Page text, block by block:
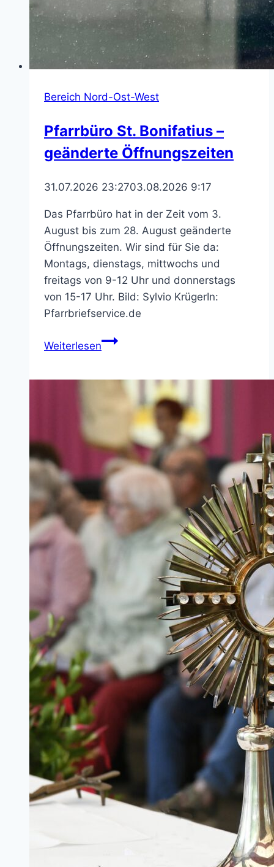
Bereich Nord-Ost-West
Pfarrbüro St. Bonifatius –
geänderte Öffnungszeiten
31.07.2026 23:2703.08.2026 9:17
Das Pfarrbüro hat in der Zeit vom 3.
August bis zum 28. August geänderte
Öffnungszeiten. Wir sind für Sie da:
Montags, dienstags, mittwochs und
freitags von 9-12 Uhr und donnerstags
von 15-17 Uhr. Bild: Sylvio KrügerIn:
Pfarrbriefservice.de
WeiterlesenPfarrbüro
geänderte
Öffnungszeiten